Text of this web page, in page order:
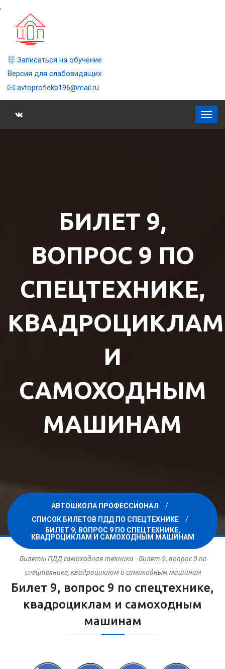
,
Записаться на обучение
Версия для слабовидящих
avtoprofiekb196@mail.ru
БИЛЕТ 9,
ВОПРОС 9 ПО
СПЕЦТЕХНИКЕ,
КВАДРОЦИКЛАМ
И
САМОХОДНЫМ
МАШИНАМ
АВТОШКОЛА ПРОФЕССИОНАЛ
СПИСОК БИЛЕТОВ ПДД ПО СПЕЦТЕХНИКЕ
БИЛЕТ 9, ВОПРОС 9 ПО СПЕЦТЕХНИКЕ,
КВАДРОЦИКЛАМ И САМОХОДНЫМ МАШИНАМ
Билеты ПДД самоходная техника - Билет 9, вопрос 9 по
спецтехнике, квадроциклам и самоходным машинам
Билет 9, вопрос 9 по спецтехнике,
квадроциклам и самоходным
машинам